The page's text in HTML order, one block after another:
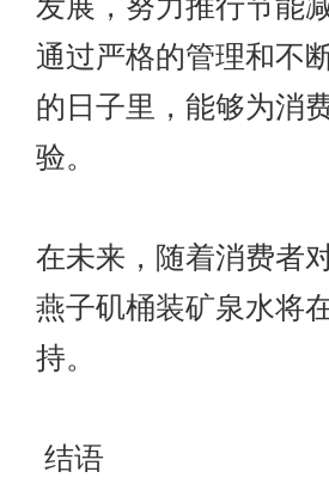
发展，努力推行节能
通过严格的管理和不
的日子里，能够为消
验。
在未来，随着消费者
燕子矶桶装矿泉水将
持。
结语